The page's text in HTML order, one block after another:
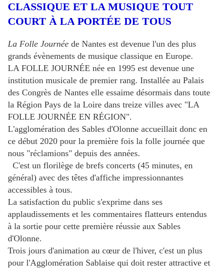
CLASSIQUE ET LA MUSIQUE TOUT
COURT À LA PORTÉE DE TOUS
La Folle Journée de Nantes est devenue l'un des plus
grands évènements de musique classique en Europe.
LA FOLLE JOURNÉE née en 1995 est devenue une
institution musicale de premier rang. Installée au Palais
des Congrès de Nantes elle essaime désormais dans toute
la Région Pays de la Loire dans treize villes avec "LA
FOLLE JOURNÉE EN RÉGION".
L'agglomération des Sables d'Olonne accueillait donc en
ce début 2020 pour la première fois la folle journée que
nous "réclamions" depuis des années.
C'est un florilège de brefs concerts (45 minutes, en
général) avec des têtes d'affiche impressionnantes
accessibles à tous.
La satisfaction du public s'exprime dans ses
applaudissements et les commentaires flatteurs entendus
à la sortie pour cette première réussie aux Sables
d'Olonne.
Trois jours d'animation au cœur de l'hiver, c'est un plus
pour l'Agglomération Sablaise qui doit rester attractive et